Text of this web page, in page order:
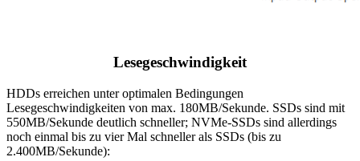
Lesegeschwindigkeit
HDDs erreichen unter optimalen Bedingungen
Lesegeschwindigkeiten von max. 180MB/Sekunde. SSDs sind mit
550MB/Sekunde deutlich schneller; NVMe-SSDs sind allerdings
noch einmal bis zu vier Mal schneller als SSDs (bis zu
2.400MB/Sekunde):